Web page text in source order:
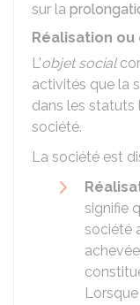
sur la
Réalisation
L'objet social
activités que la
dans les statuts
société.
La société est
signifie
société